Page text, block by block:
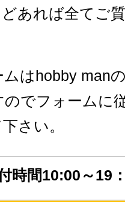
あれば全てご
はhobby man
でフォームに
さい。
時間10:00～19